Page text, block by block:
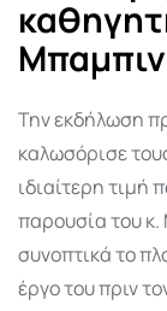
Την εκδήλωση
καλωσόρισε
ιδιαίτερη τιμή
παρουσία του
συνοπτικά το
έργο του πριν